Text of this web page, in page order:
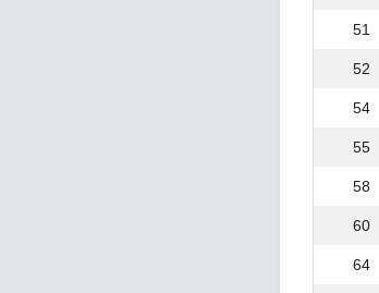
51
52
54
55
58
60
64